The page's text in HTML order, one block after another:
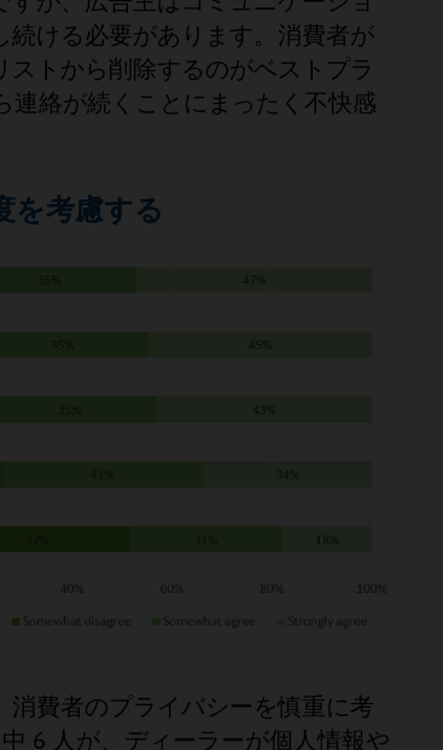
ける必要があります。消費者が
トから削除するのがベストプラ
連絡が続くことにまったく不快感
を考慮する
費者のプライバシーを慎重に考
6 人が、ディーラーが個人情報や